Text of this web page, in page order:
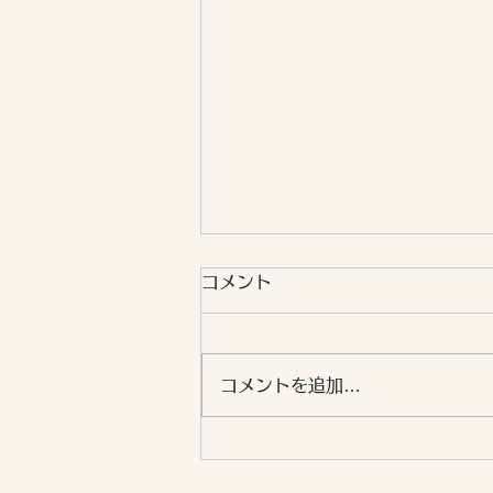
スピリチュアルは大切。で
コメント
コメントを追加…